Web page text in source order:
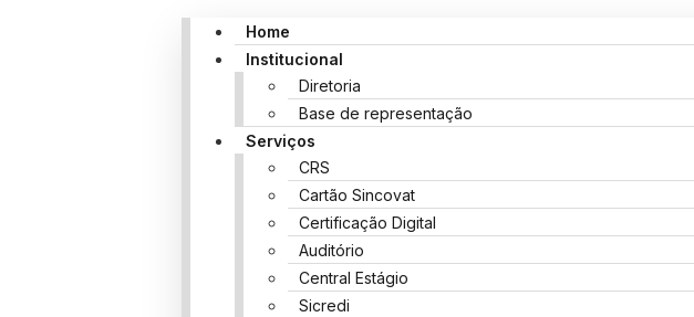
Home
Institucional
Diretoria
Base de representação
Serviços
CRS
Cartão Sincovat
Certificação Digital
Auditório
Central Estágio
Sicredi